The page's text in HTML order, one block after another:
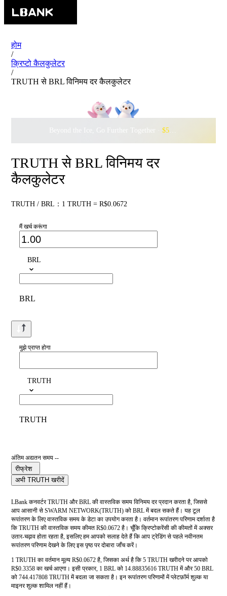
होम
/
क्रिप्टो कैलकुलेटर
/
TRUTH से BRL विनिमय दर कैलकुलेटर
Beyond the Ice, Go Further Together · $500,000
TRUTH से BRL विनिमय दर
कैलकुलेटर
TRUTH / BRL：1 TRUTH = R$0.0672
मैं खर्च करूंगा
BRL
BRL
मुझे प्राप्त होगा
TRUTH
TRUTH
अंतिम अद्यतन समय --
रीफ्रेश
अभी TRUTH खरीदें
LBank कनवर्टर TRUTH और BRL की वास्तविक समय विनिमय दर प्रदान करता है, जिससे
आप आसानी से SWARM NETWORK(TRUTH) को BRL में बदल सकते हैं। यह टूल
रूपांतरण के लिए वास्तविक समय के डेटा का उपयोग करता है। वर्तमान रूपांतरण परिणाम दर्शाता है
कि TRUTH की वास्तविक समय कीमत R$0.0672 है। चूँकि क्रिप्टोकरेंसी की कीमतों में अक्सर
उतार-चढ़ाव होता रहता है, इसलिए हम आपको सलाह देते हैं कि आप ट्रेडिंग से पहले नवीनतम
रूपांतरण परिणाम देखने के लिए इस पृष्ठ पर दोबारा जाँच करें।
1 TRUTH का वर्तमान मूल्य R$0.0672 है, जिसका अर्थ है कि 5 TRUTH खरीदने पर आपको
R$0.3358 का खर्च आएगा। इसी प्रकार, 1 BRL को 14.88835616 TRUTH में और 50 BRL
को 744.417808 TRUTH में बदला जा सकता है। इन रूपांतरण परिणामों में प्लेटफ़ॉर्म शुल्क या
माइनर शुल्क शामिल नहीं हैं।